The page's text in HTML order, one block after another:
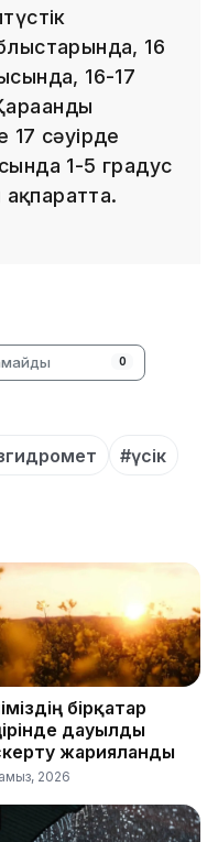
16
16-17
сәуірде
1-5 градус
ақпаратта.
0
#үсік
бірқатар
дауылды
жарияланды
2026